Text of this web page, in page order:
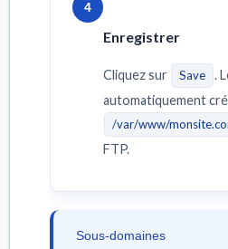
4
Enregistrer
Cliquez sur Save
.
automatiquement
/var/www/
FTP.
Sous-domaines